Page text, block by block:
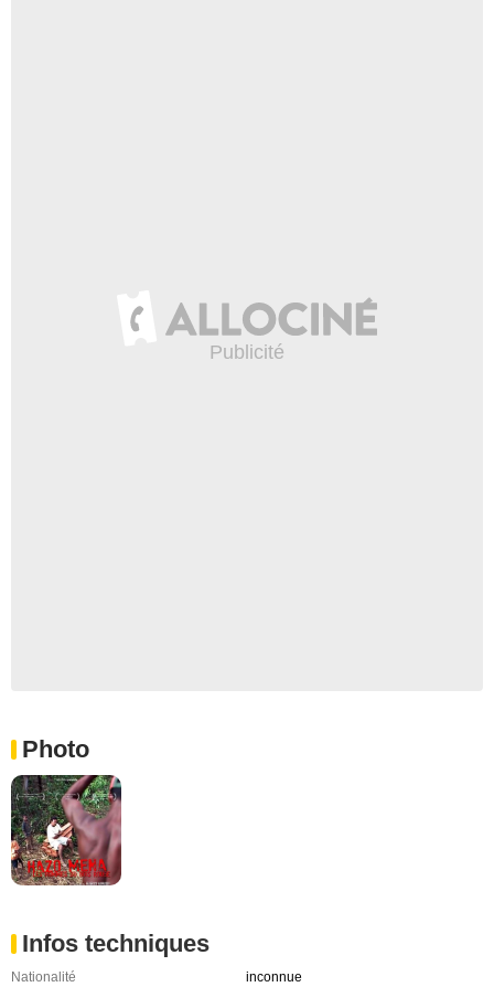
Photo
Infos techniques
Nationalité
inconnue